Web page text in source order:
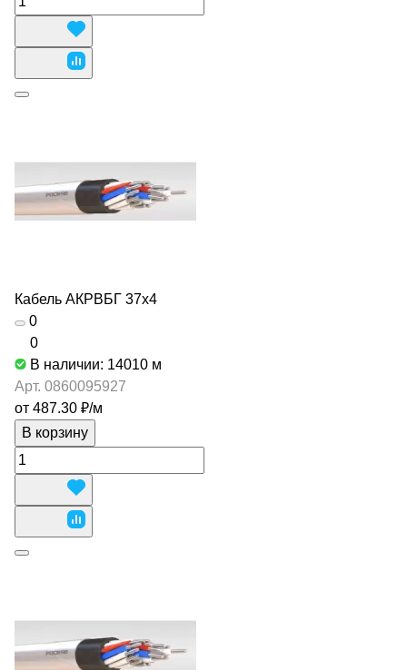
Кабель АКРВБГ 37х4
0
0
В наличии: 14010 м
Арт. 0860095927
от 487.30 ₽/м
В корзину